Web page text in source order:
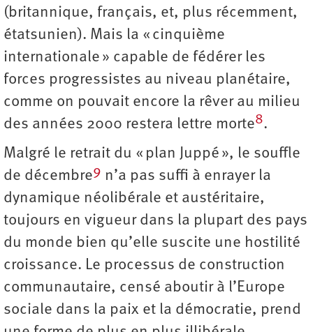
(britannique, français, et, plus récemment,
étatsunien). Mais la « cinquième
internationale » capable de fédérer les
forces progressistes au niveau planétaire,
comme on pouvait encore la rêver au milieu
des années 2000 restera lettre morte8.
Malgré le retrait du « plan Juppé », le souffle
de décembre9 n’a pas suffi à enrayer la
dynamique néolibérale et austéritaire,
toujours en vigueur dans la plupart des pays
du monde bien qu’elle suscite une hostilité
croissance. Le processus de construction
communautaire, censé aboutir à l’Europe
sociale dans la paix et la démocratie, prend